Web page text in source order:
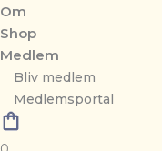
Om
Shop
Medlem
Bliv medlem
Medlemsportal